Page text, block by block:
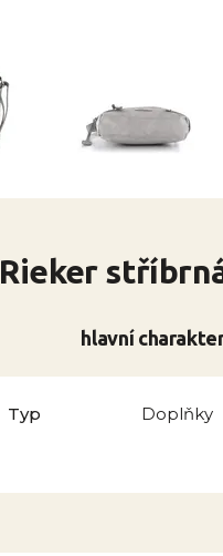
Rieker
hlavní
Typ Doplňky